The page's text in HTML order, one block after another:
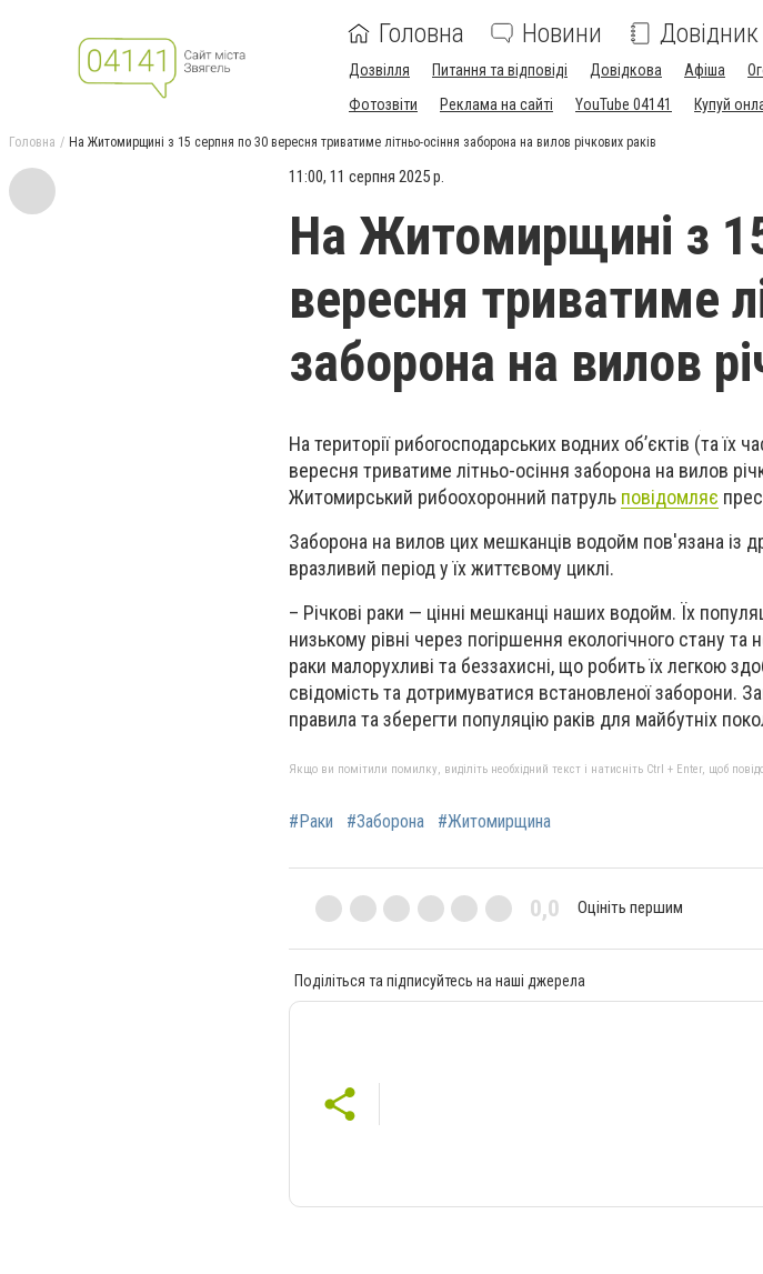
Головна Новини Довідник
Дозвілля Питання та відповіді Довідкова Афіша
Фотозвіти
Реклама на сайті YouTube 04141 Купуй
Головна На Житомирщині з 15 серпня по 30 вересня триватиме літньо-осіння заборона на вилов річкових раків
11:00, 11 серпня 2025 р.
На Житомирщині з
вересня триватиме
заборона на вилов
На території рибогосподарських водних об’єктів (та
вересня триватиме літньо-осіння заборона на вилов
Житомирський рибоохоронний патруль повідомляє
Заборона на вилов цих мешканців водойм пов'язана із
вразливий період у їх життєвому циклі.
– Річкові раки — цінні мешканці наших водойм. Їх
низькому рівні через погіршення екологічного стану
раки малорухливі та беззахисні, що робить їх легкою
свідомість та дотримуватися встановленої заборони.
правила та зберегти популяцію раків для майбутніх
Якщо ви помітили помилку, виділіть необхідний текст і натисніть Ctrl + Enter, щоб
#Раки #Заборона #Житомирщина
0,0 Оцініть першим
Поділіться та підписуйтесь на наші джерела